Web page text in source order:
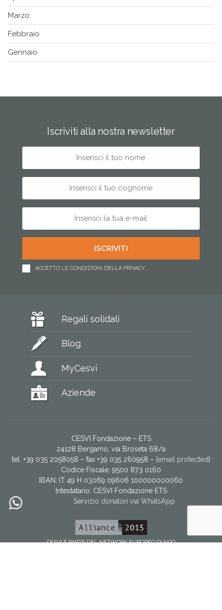
Marzo
Febbraio
Gennaio
Iscriviti alla nostra newsletter
ACCETTO LE CONDIZIONI DELLA PRIVACY
Regali solidali
Blog
MyCesvi
Aziende
CESVI Fondazione – ETS
24128 Bergamo, via Broseta 68/a
tel. +39 035 2058058 – fax +39 035 260958 – [email protected]
Codice Fiscale: 9500 873 0160
IBAN: IT 49 H 03069 09606 100000000060
Intestatario: CESVI Fondazione ETS
Servizio donatori via WhatsApp
CESVI È PARTE DEL NETWORK EUROPEO DI NGO